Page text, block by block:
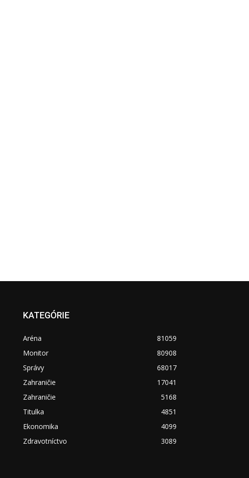
KATEGÓRIE
Aréna
81059
Monitor
80908
Správy
68017
Zahraničie
17041
Zahraničie
5168
Titulka
4851
Ekonomika
4099
Zdravotníctvo
3089